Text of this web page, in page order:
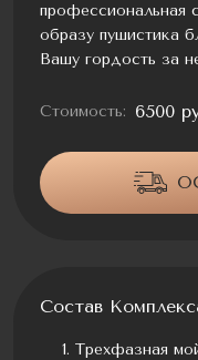
профессиональная
образу пушистика
Вашу гордость за
Стоимость: 6500
Состав
Трехфазная